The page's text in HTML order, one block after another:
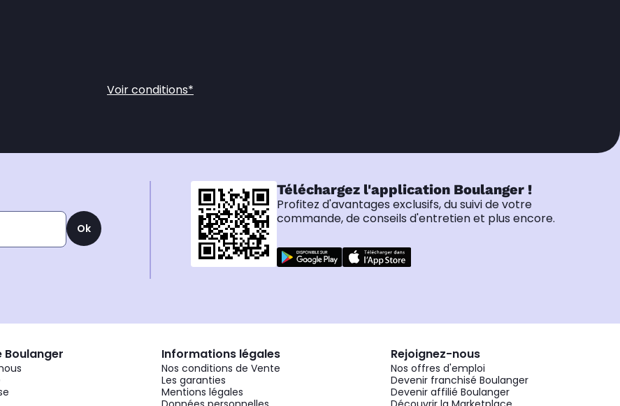
Voir conditions*
Ok
Téléchargez l'application Boulanger !
Profitez d'avantages exclusifs, du suivi de votre
commande, de conseils d'entretien et plus encore.
Boulanger Informations légales
Nos conditions de Vente
Les garanties
Mentions légales
Rejoignez-nous
Nos offres d'emploi
Devenir franchisé Boulanger
Devenir affilié Boulanger